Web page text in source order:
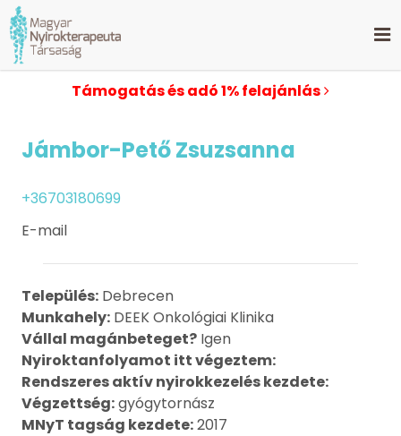
Támogatás és adó 1% felajánlás
Jámbor-Pető Zsuzsanna
+36703180699
E-mail
Település: Debrecen
Munkahely: DEEK Onkológiai Klinika
Vállal magánbeteget? Igen
Nyiroktanfolyamot itt végeztem:
Rendszeres aktív nyirokkezelés kezdete:
Végzettség:gyógytornász
MNyT tagság kezdete:2017